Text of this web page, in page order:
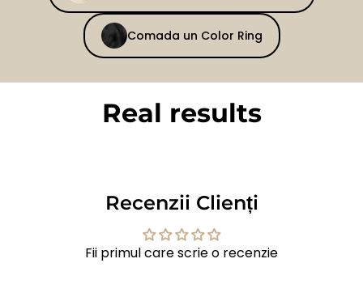
Comada un Color Ring
Real results
Recenzii Clienți
Fii primul care scrie o recenzie